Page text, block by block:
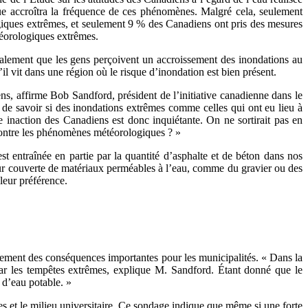
la fréquence de ces phénomènes. Malgré cela, seulement
extrêmes, et seulement 9 % des Canadiens ont pris des mesures
extrêmes.
que les gens perçoivent un accroissement des inondations au
vit dans une région où le risque d’inondation est bien présent.
affirme Bob Sandford, président de l’initiative canadienne dans le
savoir si des inondations extrêmes comme celles qui ont eu lieu à
des Canadiens est donc inquiétante. On ne sortirait pas en
les phénomènes météorologiques ? »
entraînée en partie par la quantité d’asphalte et de béton dans nos
de matériaux perméables à l’eau, comme du gravier ou des
préférence.
des conséquences importantes pour les municipalités. « Dans la
les tempêtes extrêmes, explique M. Sandford. Étant donné que le
potable. »
et le milieu universitaire. Ce sondage indique que même si une forte